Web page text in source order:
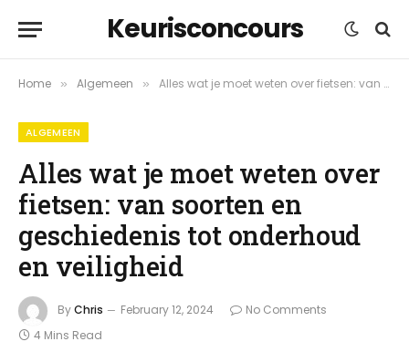
Keurisconcours
Home » Algemeen » Alles wat je moet weten over fietsen: van soorten en geschiedenis tot onderhoud en veiligheid
ALGEMEEN
Alles wat je moet weten over
fietsen: van soorten en
geschiedenis tot onderhoud
en veiligheid
ByChris February 12, 2024
No Comments
4 Mins Read